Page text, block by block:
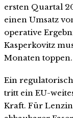
ersten Quartal
einen Umsatz
operative
Kasperkovitz
Monaten toppen.
Ein
tritt ein EU-
Kraft. Für